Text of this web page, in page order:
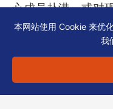
心成员赴港，或对
联系恒诚。我们作
助梳理雇佣实质、
合规流程，确保商
本网站使用 Cookie 来优
我